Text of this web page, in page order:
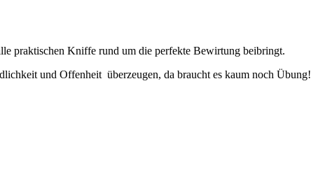
praktischen Kniffe rund um die perfekte Bewirtung beibringt.
und Offenheit überzeugen, da braucht es kaum noch Übung!